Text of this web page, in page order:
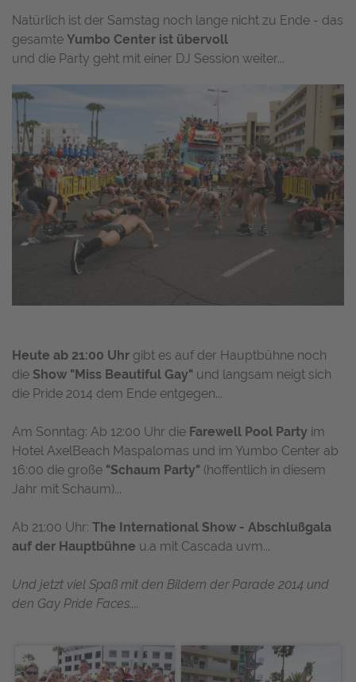
Natürlich ist der Samstag noch lange nicht zu Ende - das
gesamte Yumbo Center ist übervoll
und die Party geht mit einer DJ Session weiter...
Heute ab 21:00 Uhr gibt es auf der Hauptbühne noch
die Show "Miss Beautiful Gay" und langsam neigt sich
die Pride 2014 dem Ende entgegen...
Am Sonntag: Ab 12:00 Uhr die Farewell Pool Party im
Hotel AxelBeach Maspalomas und im Yumbo Center ab
16:00 die große "Schaum Party" (hoffentlich in diesem
Jahr mit Schaum)...
Ab 21:00 Uhr: The International Show - Abschlußgala
auf der Hauptbühne u.a mit Cascada uvm...
Und jetzt viel Spaß mit den Bildern der Parade 2014 und
den Gay Pride Faces....